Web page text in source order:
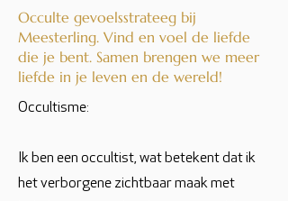
Occulte gevoelsstrateeg bij
Meesterling. Vind en voel de liefde
die je bent. Samen brengen we meer
liefde in je leven en de wereld!
Occultisme:
Ik ben een occultist, wat betekent dat ik
het verborgene zichtbaar maak met